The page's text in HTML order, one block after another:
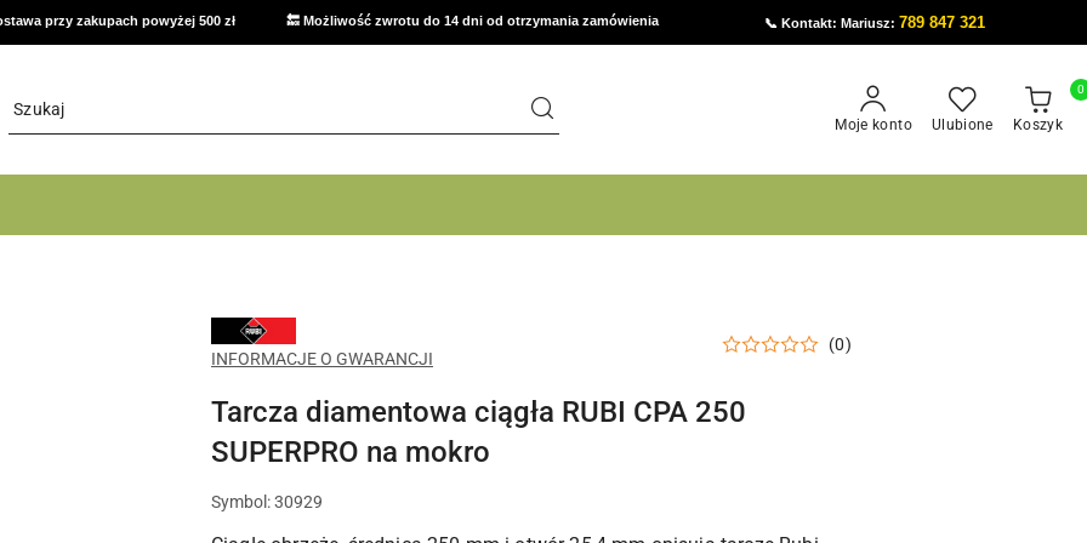
przy zakupach powyżej 500 zł 🔙 Możliwość zwrotu do 14 dni od otrzymania zamówienia 📞 Kontakt: Mariusz:789 847 321
Moje konto Ulubione Koszyk
0
NARZĘDZIA
RUBI
DO
CIĘCIA,
I
UKŁADANIA
PŁYTEK
CERAMICZNYCH
INFORMACJE O GWARANCJI
(0)
Tarcza diamentowa ciągła RUBI CPA 250
SUPERPRO na mokro
Symbol:30929